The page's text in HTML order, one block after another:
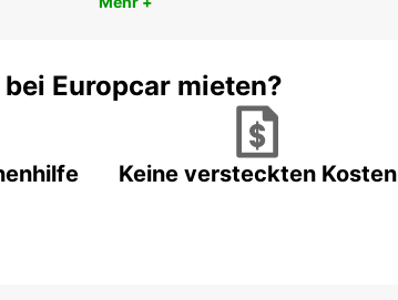
Europcar mieten?
Keine versteckten Kosten